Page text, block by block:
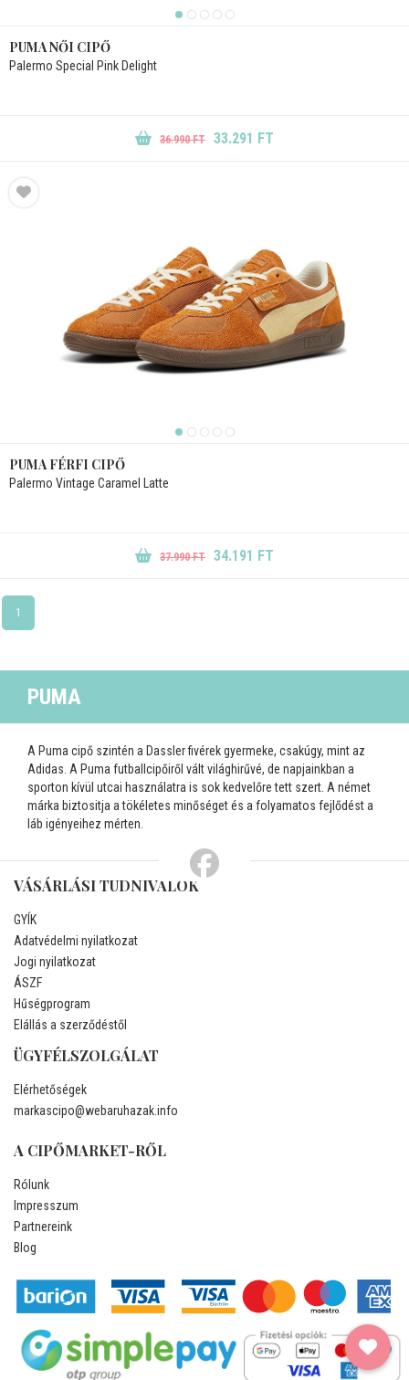
PUMA NŐI CIPŐ
Palermo Special Pink Delight
36.990 FT 33.291 FT
PUMA FÉRFI CIPŐ
Palermo Vintage Caramel Latte
37.990 FT 34.191 FT
1
PUMA
A Puma cipő szintén a Dassler fivérek gyermeke, csakúgy, mint az
Adidas. A Puma futballcipőiről vált világhirűvé, de napjainkban a
sporton kívül utcai használatra is sok kedvelőre tett szert. A német
márka biztositja a tökéletes minőséget és a folyamatos fejlődést a
láb igényeihez mérten.
VÁSÁRLÁSI TUDNIVALÓK
GYÍK
Adatvédelmi nyilatkozat
Jogi nyilatkozat
ÁSZF
Hűségprogram
Elállás a szerződéstől
ÜGYFÉLSZOLGÁLAT
Elérhetőségek
markascipo@webaruhazak.info
A CIPŐMARKET-RŐL
Rólunk
Impresszum
Partnereink
Blog